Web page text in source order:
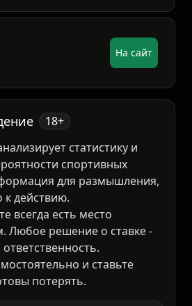
На сайт
статистику и
спортивных
для размышления,
к действию.
всегда есть место
Любое решение о ставке -
и ставьте
потерять.